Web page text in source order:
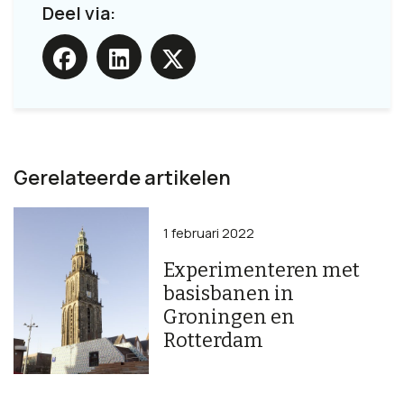
Deel via:
Gerelateerde artikelen
Experimenteren met
basisbanen in
Groningen en
Rotterdam
1 februari 2022